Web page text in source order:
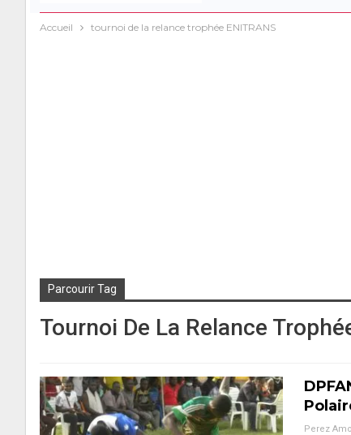
Accueil tournoi de la relance trophée ENITRANS
Parcourir Tag
Tournoi De La Relance
Perez